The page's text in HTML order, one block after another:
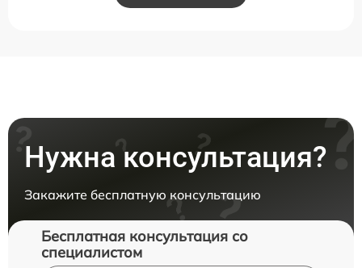
Нужна консультация?
Закажите бесплатную консультацию
Бесплатная консультация со
специалистом